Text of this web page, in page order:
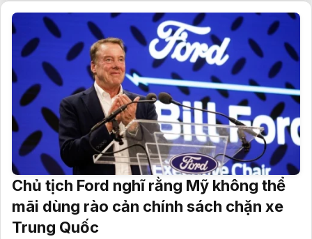
Chủ tịch Ford nghĩ rằng Mỹ không thể
mãi dùng rào cản chính sách chặn xe
Trung Quốc